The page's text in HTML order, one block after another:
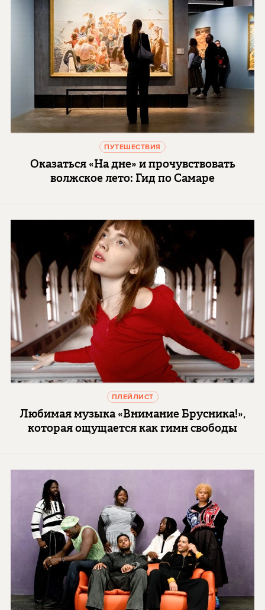
ПУТЕШЕСТВИЯ
Оказаться «На дне» и прочувствовать
волжское лето: Гид по Самаре
ПЛЕЙЛИСТ
Любимая музыка «Внимание Брусника!»,
которая ощущается как гимн свободы